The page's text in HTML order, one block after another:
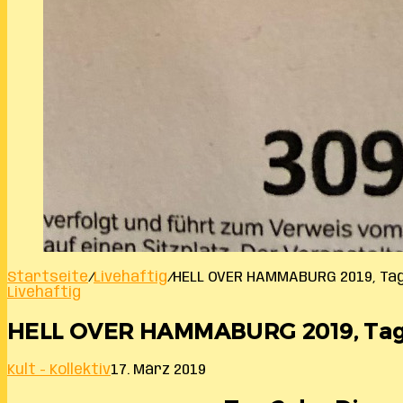
Startseite/Livehaftig/HELL OVER HAMMABURG 2019,
Livehaftig
HELL OVER HAMMABURG 2019,
Kult - Kollektiv17. März 2019